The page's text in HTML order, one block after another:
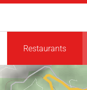
Restaurants